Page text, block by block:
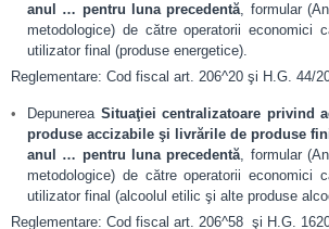
anul … pentru luna precedentă, formular
metodologice) de către operatorii economici
utilizator final (produse energetice).
Reglementare: Cod fiscal art. 206^20 şi H.G. 44/
Depunerea Situaţiei centralizatoare privind
produse accizabile şi livrările de produse
anul … pentru luna precedentă, formular
metodologice) de către operatorii economici
utilizator final (alcoolul etilic şi alte produse
Reglementare: Cod fiscal art. 206^58 şi H.G.